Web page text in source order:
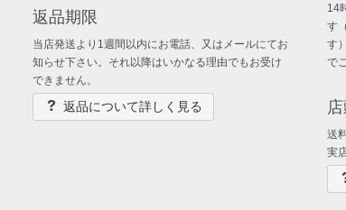
返品期限
当店発送より1週間以内にお電話、又はメールにてお
知らせ下さい。それ以降はいかなる理由でもお受け
できません。
返品について詳しく見る
14
す
す
で
送
実